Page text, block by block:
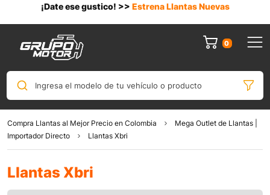
¡Date ese gustico! >> Estrena Llantas Nuevas
0
Ingresa el modelo de tu vehículo o producto
Compra Llantas al Mejor Precio en Colombia
Mega Outlet de Llantas |
Importador Directo
Llantas Xbri
Llantas Xbri